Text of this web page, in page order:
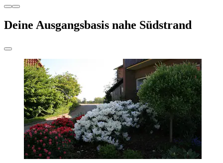
Deine Ausgangsbasis nahe Südstrand